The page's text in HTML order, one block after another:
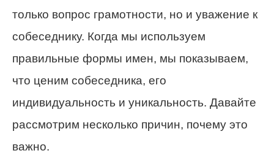
только вопрос грамотности, но и уважение к
собеседнику. Когда мы используем
правильные формы имен, мы показываем,
что ценим собеседника, его
индивидуальность и уникальность. Давайте
рассмотрим несколько причин, почему это
важно.